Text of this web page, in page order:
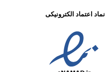
نماد اعتماد الکترونیکی